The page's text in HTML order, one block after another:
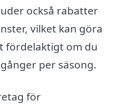
också rabatter
vilket kan göra
fördelaktigt om du
per säsong.
för